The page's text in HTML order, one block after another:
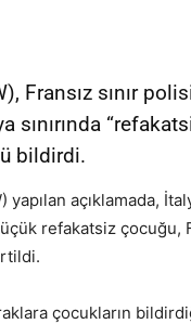
Fransız sınır
sınırında
bildirdi.
yapılan açıklamada,
refakatsiz çocuğu,
çocukların